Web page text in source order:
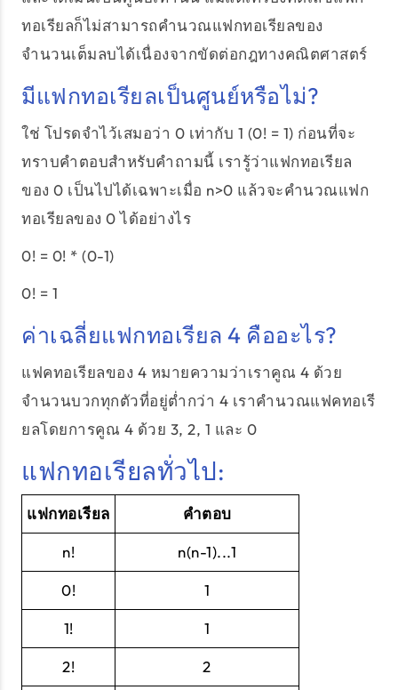
ทอเรียลก็ไม่สามารถคำนวณแฟกทอเรียลของ
จำนวนเต็มลบได้เนื่องจากขัดต่อกฎทางคณิตศาสตร์
มีแฟกทอเรียลเป็นศูนย์หรือไม่?
ใช่ โปรดจำไว้เสมอว่า 0 เท่ากับ 1 (0! = 1) ก่อนที่จะ
ทราบคำตอบสำหรับคำถามนี้ เรารู้ว่าแฟกทอเรียล
ของ 0 เป็นไปได้เฉพาะเมื่อ n>0 แล้วจะคำนวณแฟก
ทอเรียลของ 0 ได้อย่างไร
0! = 0! * (0-1)
0! = 1
ค่าเฉลี่ยแฟกทอเรียล 4 คืออะไร?
แฟคทอเรียลของ 4 หมายความว่าเราคูณ 4 ด้วย
จำนวนบวกทุกตัวที่อยู่ต่ำกว่า 4 เราคำนวณแฟคทอเรี
ยลโดยการคูณ 4 ด้วย 3, 2, 1 และ 0
แฟกทอเรียลทั่วไป:
แฟกทอเรียล คำตอบ
n! n(n-1)...1
0! 1
1! 1
2! 2